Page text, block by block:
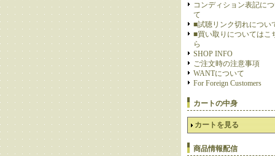
コンディション表記に
て
■試聴リンク切れについ
■買い取りについてはこ
ら
SHOP INFO
ご注文時の注意事項
WANTについて
For Foreign Customers
カートの中身
カートを見る
商品情報配信